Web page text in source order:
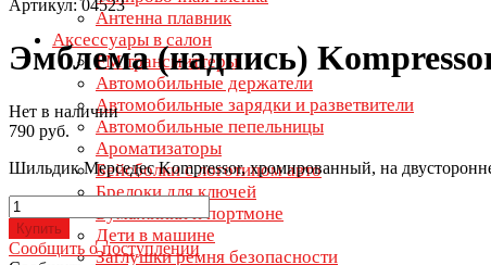
Антенна плавник
Аксессуары в салон
FM трансмиттеры
Автомобильные держатели
Автомобильные зарядки и разветвители
Автомобильные пепельницы
Ароматизаторы
Бейсболки с логотипом авто
Брелоки для ключей
Бумажники и портмоне
Дети в машине
Заглушки ремня безопасности
Артикул: 04523
Эмблема (надпись)
Нет в наличии
790 руб.
Шильдик Мерседес Kompressor, хромированный, на
Купить
Сообщить о поступлении